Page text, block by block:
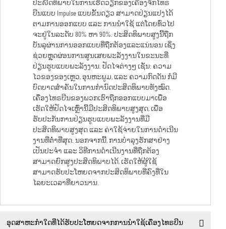
ປະសິດທິພາບໃນການເຮັດວຽກຂອງເຄື່ອງຈັກໄທຣ
ບີນແບບ Impulse ແບບຂັ້ນດຽວ ສາມາດປ່ຽນແປງໄດ້
ຕາມການອອກແບບ ແລະ ການນຳໃຊ້ ແຕ່ໂດຍທົ່ວໄປ
ຈະຢູ່ໃນລະດັບ 80% ຫາ 90%. ປະສິດທິພາບສູງນີ້ຖືກ
ບັນລຸຜ່ານການອອກແບບທີ່ຖືກຕ້ອງແລະແນ່ນອນ ເຊິ່ງ
ຊ່ວຍຫຼຸດຜ່ອນການສູນເສຍພະລັງງານໃນຂະນະທີ່
ປ່ຽນຮູບແບບພະລັງງານ. ປັດໄຈຕ່າງໆ ເຊັ່ນ: ຄວາມ
ໄວຂອງຂອງເຫຼວ, ອຸນຫະພູມ, ແລະ ຄວາມກົດດັນ ກໍມີ
ບົດບາດສຳຄັນໃນການກຳນົດປະສິດທິພາບທັງໝົດ.
ເຄື່ອງໄທຣບີນຂອງພວກເຮົາຖືກອອກແບບມາເພື່ອ
ເຮັດໃຫ້ປັດໄຈເຫຼົ່ານີ້ມີປະສິດທິພາບສູງສຸດ, ເພື່ອ
ຮັບປະກັນການປ່ຽນຮູບແບບພະລັງງານທີ່ມີ
ປະສິດທິພາບສູງສຸດ ແລະ ຄ່າໃຊ້ຈ່າຍໃນການດຳເນີນ
ງານທີ່ຕ່ຳທີ່ສຸດ. ນອກຈາກນີ້, ການບຳລຸງຮັກສາຢ່າງ
ເປັນປະຈຳ ແລະ ວິທີການດຳເນີນງານທີ່ຖືກຕ້ອງ
ສາມາດຍົກສູງປະສິດທິພາບໄດ້, ເຮັດໃຫ້ຜູ້ໃຊ້
ສາມາດຮັບປະໂຫຍດຈາກປະສິດທິພາບທີ່ຄົງທີ່ໃນ
ໄລຍະເວລາທີ່ຍາວນານ.
ອຸດສາຫະກຳໃດທີ່ໄດ້ຮັບປະໂຫຍດຈາກການນຳໃຊ້ເຄື່ອງໄທຣບີນ